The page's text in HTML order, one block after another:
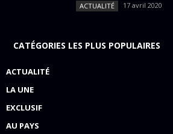
ACTUALITÉ 17 avril 2020
CATÉGORIES LES PLUS POPULAIRES
ACTUALITÉ
LA UNE
EXCLUSIF
AU PAYS